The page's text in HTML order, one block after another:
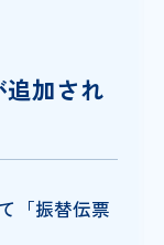
加され
「振替伝票